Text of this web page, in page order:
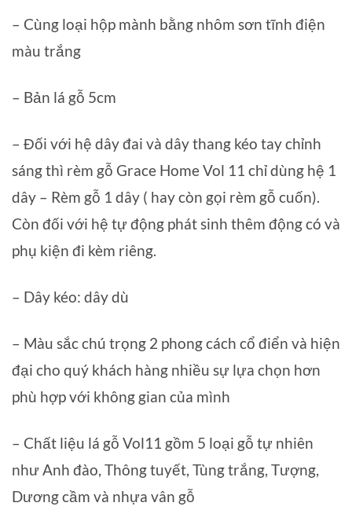
– Cùng loại hộp mành bằng nhôm sơn tĩnh điện
màu trắng
– Bản lá gỗ 5cm
– Đối với hệ dây đai và dây thang kéo tay chỉnh
sáng thì rèm gỗ Grace Home Vol 11 chỉ dùng hệ 1
dây – Rèm gỗ 1 dây ( hay còn gọi rèm gỗ cuốn).
Còn đối với hệ tự động phát sinh thêm động có và
phụ kiện đi kèm riêng.
– Dây kéo: dây dù
– Màu sắc chú trọng 2 phong cách cổ điển và hiện
đại cho quý khách hàng nhiều sự lựa chọn hơn
phù hợp với không gian của mình
– Chất liệu lá gỗ Vol11 gồm 5 loại gỗ tự nhiên
như Anh đào, Thông tuyết, Tùng trắng, Tượng,
Dương cầm và nhựa vân gỗ